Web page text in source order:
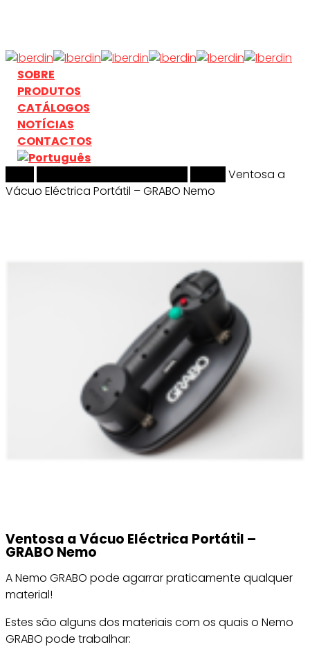
main
content
search
Menu
SOBRE
PRODUTOS
CATÁLOGOS
NOTÍCIAS
CONTACTOS
Ventosa a
Vácuo Eléctrica Portátil – GRABO Nemo
Ventosa a Vácuo Eléctrica Portátil –
GRABO Nemo
A Nemo GRABO pode agarrar praticamente qualquer
material!
Estes são alguns dos materiais com os quais o Nemo
GRABO pode trabalhar: